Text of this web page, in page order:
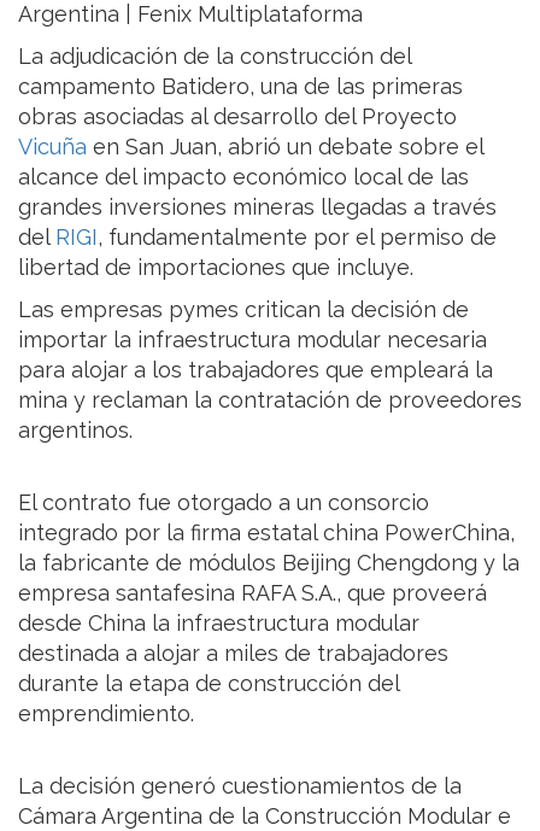
Argentina | Fenix Multiplataforma
La adjudicación de la construcción del
campamento Batidero, una de las primeras
obras asociadas al desarrollo del Proyecto
Vicuña en San Juan, abrió un debate sobre el
alcance del impacto económico local de las
grandes inversiones mineras llegadas a través
delRIGI, fundamentalmente por el permiso de
libertad de importaciones que incluye.
Las empresas pymes critican la decisión de
importar la infraestructura modular necesaria
para alojar a los trabajadores que empleará la
mina y reclaman la contratación de proveedores
argentinos.
El contrato fue otorgado a un consorcio
integrado por la firma estatal china PowerChina,
la fabricante de módulos Beijing Chengdong y la
empresa santafesina RAFA S.A., que proveerá
desde China la infraestructura modular
destinada a alojar a miles de trabajadores
durante la etapa de construcción del
emprendimiento.
La decisión generó cuestionamientos de la
Cámara Argentina de la Construcción Modular e